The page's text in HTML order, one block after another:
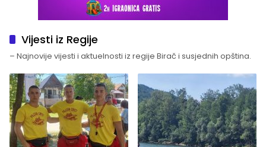
Vijesti iz Regije
– Najnovije vijesti i aktuelnosti iz regije Birač i susjednih opština.